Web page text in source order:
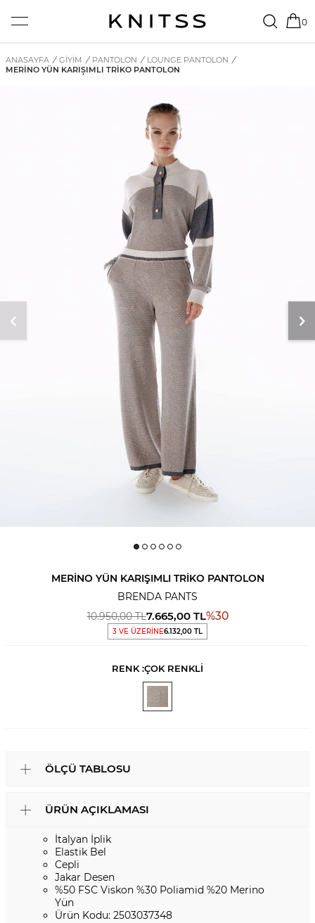
0
ANASAYFA / GİYİM / PANTOLON / LOUNGE PANTOLON /
MERINO YÜN KARIŞIMLI TRIKO PANTOLON
MERINO YÜN KARIŞIMLI TRIKO PANTOLON
BRENDA PANTS
10.950,00TL7.665,00TL%30
3 VE ÜZERİNE6.132,00 TL
RENK :ÇOK RENKLİ
ÖLÇÜ TABLOSU
ÜRÜN AÇIKLAMASI
İtalyan İplik
Elastik Bel
Cepli
Jakar Desen
%50 FSC Viskon %30 Poliamid %20 Merino
Yün
Ürün Kodu: 2503037348